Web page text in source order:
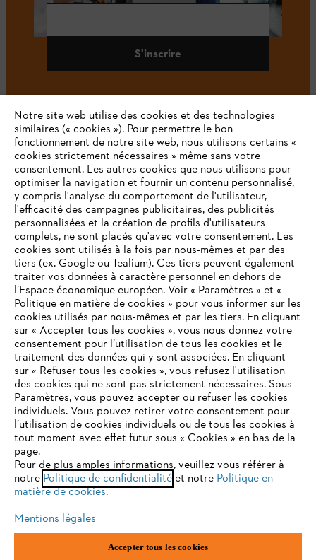
S'inscrire
#STIHL
L'Entreprise
STIHL FAQ
Contact
Politique de protection des données
Mentions légales Utilisation des cookies
ANDREAS STIHL NV, Veurtstraat 117, 2870 Puurs-Sint-Amands,
VOTRE NAVIGATEUR INTERNET
N'EST PLUS PRIS EN CHARGE
Vous utilisez un navigateur Internet que nous ne prenons plus
en charge, et certaines fonctionnalités de notre site ne
peuvent fonctionner correctement. Pour une utilisation
optimale de notre site, nous vous recommandons de passer à
l'un des navigateurs suivants :
firefox chrome
Notre site web utilise des cookies et des technologies
similaires (« cookies »). Pour permettre le bon
fonctionnement de notre site web, nous utilisons certains «
cookies strictement nécessaires » même sans votre
consentement. Les autres cookies que nous utilisons pour
optimiser la navigation et fournir un contenu personnalisé,
y compris l'analyse du comportement de l'utilisateur,
l'efficacité des campagnes publicitaires, des publicités
personnalisées et la création de profils d'utilisateurs
complets, ne sont placés qu'avec votre consentement. Les
cookies sont utilisés à la fois par nous-mêmes et par des
tiers (ex. Google ou Tealium). Ces tiers peuvent également
traiter vos données à caractère personnel en dehors de
l’Espace économique européen. Voir « Paramètres » et «
Politique en matière de cookies » pour vous informer sur les
cookies utilisés par nous-mêmes et par les tiers. En cliquant
sur « Accepter tous les cookies », vous nous donnez votre
consentement pour l’utilisation de tous les cookies et le
traitement des données qui y sont associées. En cliquant
sur « Refuser tous les cookies », vous refusez l'utilisation
des cookies qui ne sont pas strictement nécessaires. Sous
Paramètres, vous pouvez accepter ou refuser les cookies
individuels. Vous pouvez retirer votre consentement pour
l’utilisation de cookies individuels ou de tous les cookies à
tout moment avec effet futur sous « Cookies » en bas de la
page.
Pour de plus amples informations, veuillez vous référer à
notre Politique de confidentialitéet notre Politique en
matière de cookies.
Mentions légales
Accepter tous les cookies